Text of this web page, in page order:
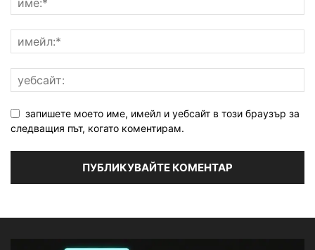
запишете моето име, имейл и уебсайт в този браузър за
следващия път, когато коментирам.